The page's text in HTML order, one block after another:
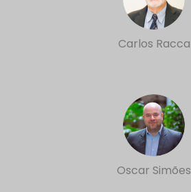
Carlos Racca
Oscar Simões